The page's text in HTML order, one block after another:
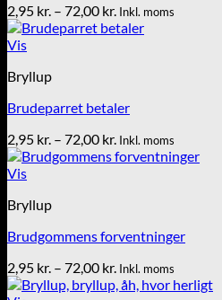
2,95 kr. – 72,00 kr. Prisinterval:
2,95 kr.
Inkl. moms
Vis
Bryllup
Brudeparret betaler
2,95 kr. – 72,00 kr. Prisinterval:
2,95 kr.
Inkl. moms
Vis
Bryllup
Brudgommens forventninger
2,95 kr. – 72,00 kr. Prisinterval:
2,95 kr.
Inkl. moms